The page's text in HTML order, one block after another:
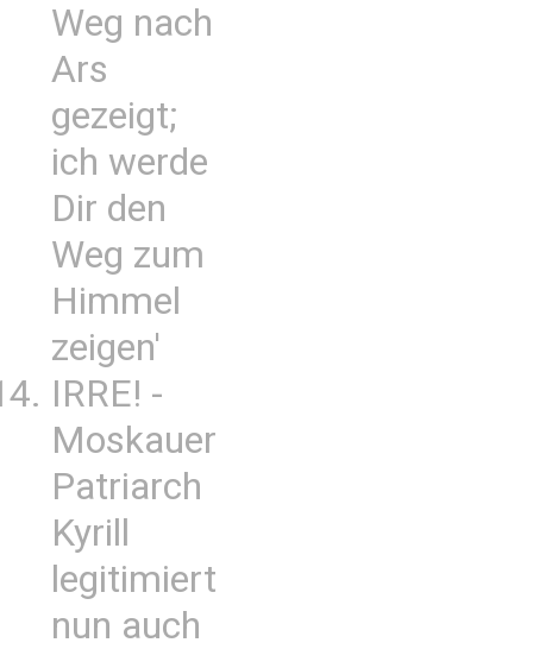
Weg nach
Ars
gezeigt;
ich werde
Dir den
Weg zum
Himmel
zeigen'
IRRE! -
Moskauer
Patriarch
Kyrill
legitimiert
nun auch